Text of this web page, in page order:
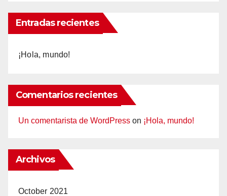
Entradas recientes
¡Hola, mundo!
Comentarios recientes
Un comentarista de WordPress on ¡Hola, mundo!
Archivos
October 2021